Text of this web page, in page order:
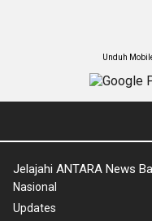
Unduh
Jelajahi ANTARA News
Nasional
Updates